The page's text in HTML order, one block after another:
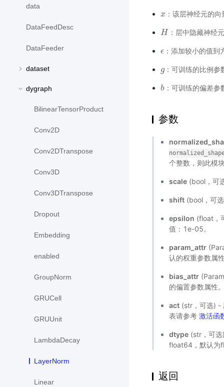
data
DataFeedDesc
DataFeeder
dataset
dygraph
BilinearTensorProduct
Conv2D
Conv2DTranspose
Conv3D
Conv3DTranspose
Dropout
Embedding
enabled
GroupNorm
GRUCell
GRUUnit
LambdaDecay
LayerNorm
Linear
x
x ：该层神经元的
H
H ：层中隐藏神经
ϵ
ϵ：添加较小的值到
g
g：可训练的比例参
b
b：可训练的偏差参
参数
个整数，则此模
scale (bool，可
shift (bool，可
epsilon (float，
值：1e-05。
param_attr
认的权重参数属
bias_attr
的偏置参数属性
act (str，可选) -
表请参考激活函
dtype (str，可
float64，默认为
返回